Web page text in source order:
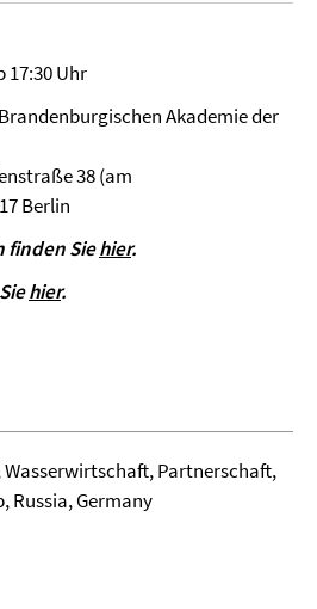
17:30 Uhr
Akademie der
38 (am
Berlin
finden Siehier.
hier.
Wasserwirtschaft, Partnerschaft,
Russia, Germany